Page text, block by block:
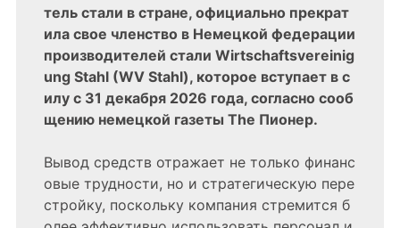
тель стали в стране, официально прекрат
ила свое членство в Немецкой федерации
производителей стали Wirtschaftsvereinig
ung Stahl (WV Stahl), которое вступает в с
илу с 31 декабря 2026 года, согласно сооб
щению немецкой газеты The Пионер.
Вывод средств отражает не только финанс
овые трудности, но и стратегическую пере
стройку, поскольку компания стремится б